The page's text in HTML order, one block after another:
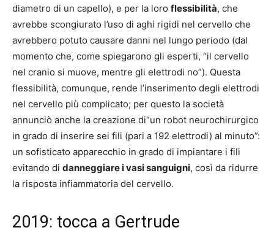
diametro di un capello), e per la loro flessibilità, che
avrebbe scongiurato l’uso di aghi rigidi nel cervello che
avrebbero potuto causare danni nel lungo periodo (dal
momento che, come spiegarono gli esperti, “il cervello
nel cranio si muove, mentre gli elettrodi no”). Questa
flessibilità, comunque, rende l’inserimento degli elettrodi
nel cervello più complicato; per questo la società
annunciò anche la creazione di“un robot neurochirurgico
in grado di inserire sei fili (pari a 192 elettrodi) al minuto”:
un sofisticato apparecchio in grado di impiantare i fili
evitando di danneggiare i vasi sanguigni, così da ridurre
la risposta infiammatoria del cervello.
2019: tocca a Gertrude